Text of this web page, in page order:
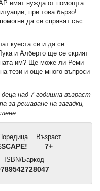
имат нужда от помощта
при това бързо!
да се справят със
куеста си и да се
и Алберто ще се скрият
им? Ще може ли Реми
тези и още много въпроси
над 7-годишна възраст
за решаване на загадки,
Възраст
7+
ISBN/Баркод